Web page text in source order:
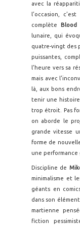
avec la
l’occasion, c’est
complète
Blood
lunaire, qui
quatre-vingt des
puissantes,
l’heure vers sa
mais avec
là, aux bons
tenir une
trop étroit. Pas
on aborde le
grande vitesse
forme de
une performance
Discipline de
minimalisme et
géants en
dans son
martienne
fiction